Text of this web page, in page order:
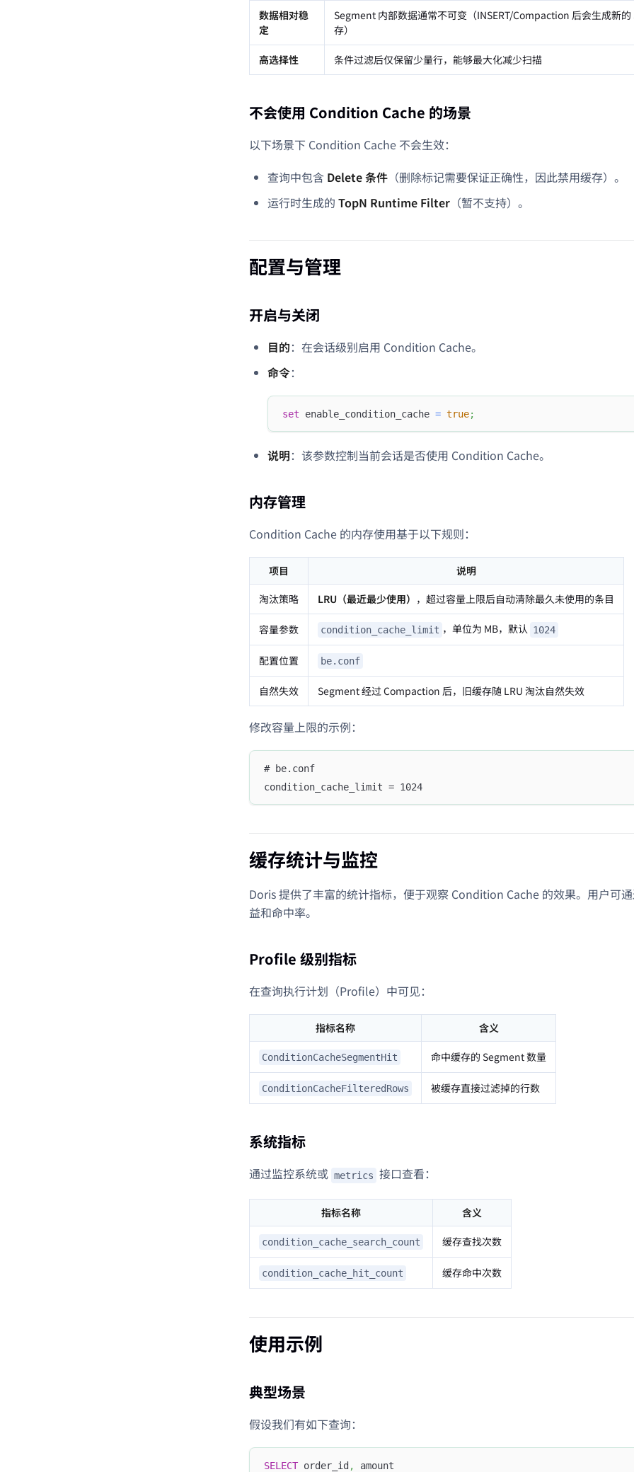
数据相对稳
定
Segment 内部数据通常不可变（INSERT/Compaction 后会生成新
存）
高选择性 条件过滤后仅保留少量行，能够最大化减少扫描
不会使用 Condition Cache 的场景
以下场景下 Condition Cache 不会生效：
查询中包含 Delete 条件 （删除标记需要保证正确性，因此禁用缓存）。
运行时生成的 TopN Runtime Filter （暂不支持）。
配置与管理
开启与关闭
目的：在会话级别启用 Condition Cache。
命令：
set enable_condition_cache = true;
说明：该参数控制当前会话是否使用 Condition Cache。
内存管理
Condition Cache 的内存使用基于以下规则：
项目
说明
淘汰策略
LRU（最近最少使用） ，超过容量上限后自动清除最久未使用的条目
容量参数 condition_cache_limit ，单位为 MB，默认 1024
配置位置 be.conf
自然失效 Segment 经过 Compaction 后，旧缓存随 LRU 淘汰自然失效
修改容量上限的示例：
# be.conf
condition_cache_limit = 1024
缓存统计与监控
Doris 提供了丰富的统计指标，便于观察 Condition Cache 的效果。用户可
益和命中率。
Profile 级别指标
在查询执行计划（Profile）中可见：
指标名称 含义
ConditionCacheSegmentHit 命中缓存的 Segment 数量
ConditionCacheFilteredRows 被缓存直接过滤掉的行数
系统指标
通过监控系统或 metrics 接口查看：
指标名称 含义
condition_cache_search_count 缓存查找次数
condition_cache_hit_count 缓存命中次数
使用示例
典型场景
假设我们有如下查询：
SELECT order_id , amount